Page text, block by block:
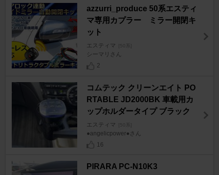
azzurri_produce 50系エスティ
マ専用カプラー ミラー開閉キ
ット
エスティマ
シーマリさん
2
コムテック クリーンエイト PO
RTABLE JD2000BK 車載用カ
ップホルダータイプ ブラック
エスティマ [50系]
●angelicpower●さん
16
PIRARA PC-N10K3